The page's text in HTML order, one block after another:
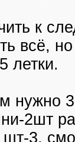
к
всё,
летки.
нужно
2шт
шт-3,